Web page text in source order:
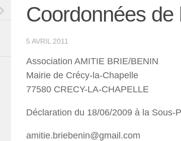
Coordonnées de
5 AVRIL 2011
Association AMITIE BRIE/BENIN
Mairie de Crécy-la-Chapelle
77580 CRECY-LA-CHAPELLE
Déclaration du 18/06/2009 à la Sous-
amitie.briebenin@gmail.com